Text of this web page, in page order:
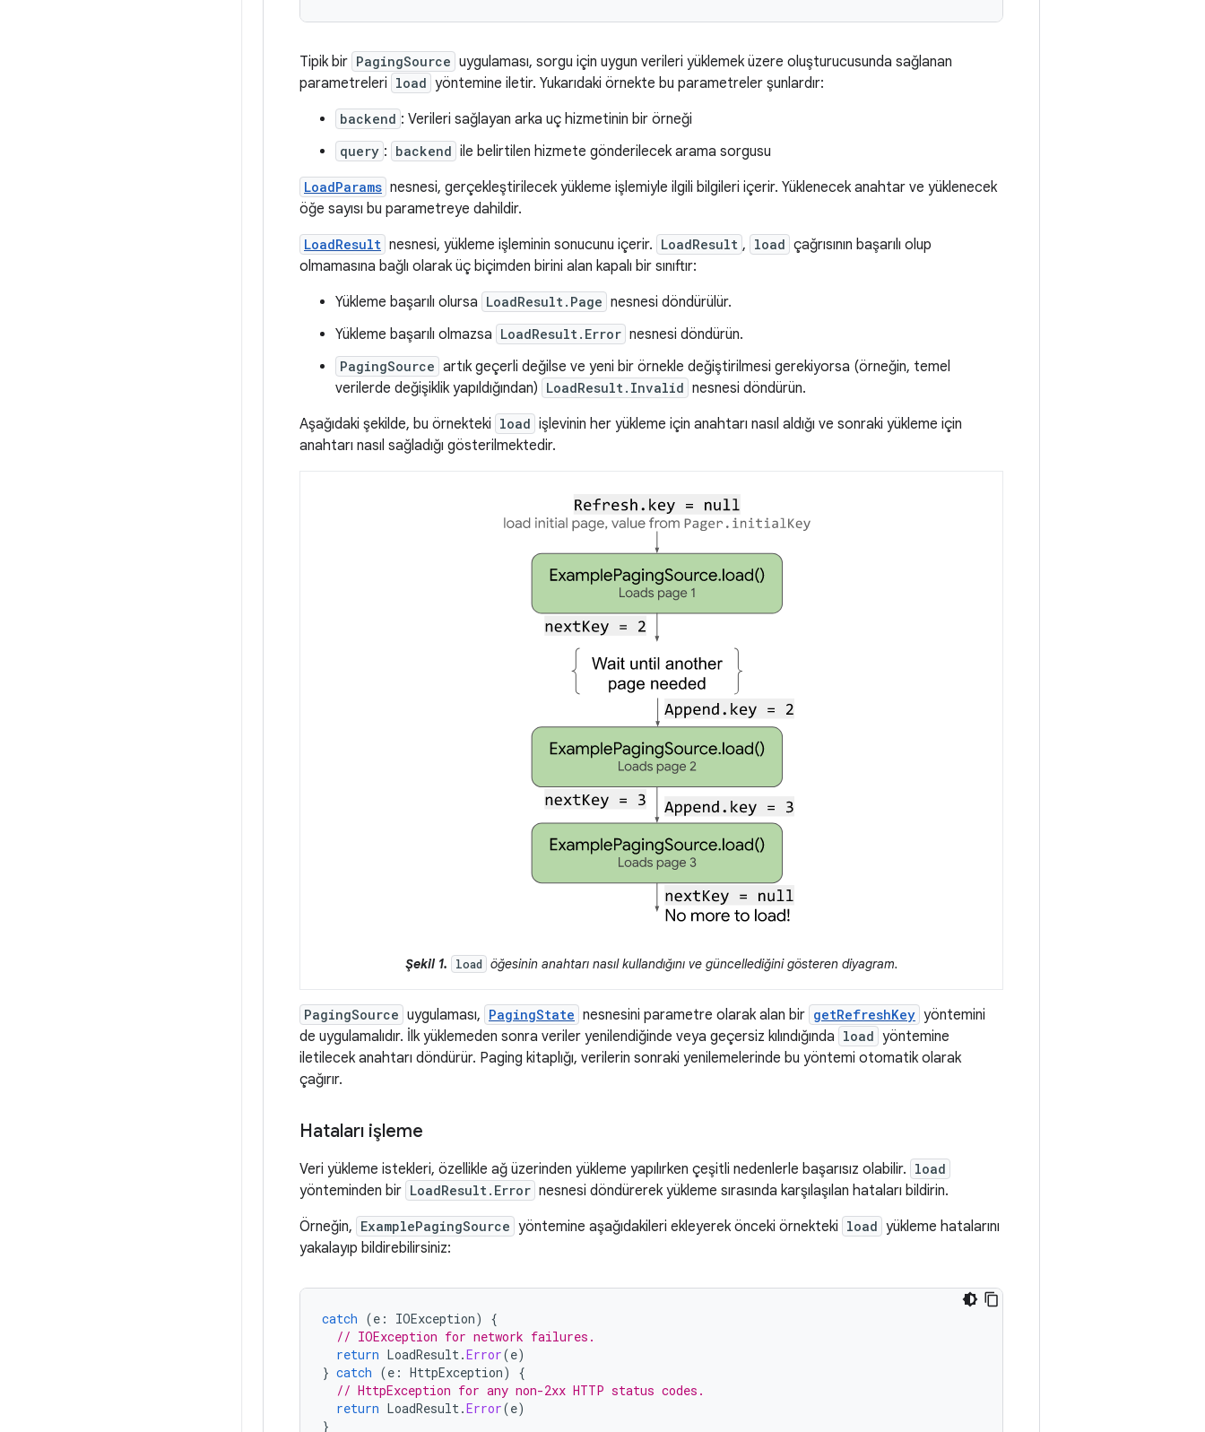
Tipik bir PagingSource uygulaması, sorgu için uygun verileri yüklemek üzere oluşturucusunda sağlanan
parametreleri load yöntemine iletir. Yukarıdaki örnekte bu parametreler şunlardır:
backend : Verileri sağlayan arka uç hizmetinin bir örneği
query : backend ile belirtilen hizmete gönderilecek arama sorgusu
LoadParams nesnesi, gerçekleştirilecek yükleme işlemiyle ilgili bilgileri içerir. Yüklenecek anahtar ve yüklenecek
öğe sayısı bu parametreye dahildir.
LoadResult nesnesi, yükleme işleminin sonucunu içerir. LoadResult , load çağrısının başarılı olup
olmamasına bağlı olarak üç biçimden birini alan kapalı bir sınıftır:
Yükleme başarılı olursa LoadResult.Page nesnesi döndürülür.
Yükleme başarılı olmazsa LoadResult.Error nesnesi döndürün.
PagingSource artık geçerli değilse ve yeni bir örnekle değiştirilmesi gerekiyorsa (örneğin, temel
verilerde değişiklik yapıldığından) LoadResult.Invalid nesnesi döndürün.
Aşağıdaki şekilde, bu örnekteki load işlevinin her yükleme için anahtarı nasıl aldığı ve sonraki yükleme için
anahtarı nasıl sağladığı gösterilmektedir.
Şekil 1. load öğesinin anahtarı nasıl kullandığını ve güncellediğini gösteren diyagram.
PagingSource uygulaması, PagingState nesnesini parametre olarak alan bir getRefreshKey yöntemini
de uygulamalıdır. İlk yüklemeden sonra veriler yenilendiğinde veya geçersiz kılındığında load yöntemine
iletilecek anahtarı döndürür. Paging kitaplığı, verilerin sonraki yenilemelerinde bu yöntemi otomatik olarak
çağırır.
Hataları işleme
Veri yükleme istekleri, özellikle ağ üzerinden yükleme yapılırken çeşitli nedenlerle başarısız olabilir. load
yönteminden bir LoadResult.Error nesnesi döndürerek yükleme sırasında karşılaşılan hataları bildirin.
Örneğin, ExamplePagingSource yöntemine aşağıdakileri ekleyerek önceki örnekteki load yükleme hatalarını
yakalayıp bildirebilirsiniz:
catch (e : IOException)
{
// IOException for network failures.
return LoadResult .Error(e)
} catch (e : HttpException)
{
// HttpException for any non-2xx HTTP status codes.
return LoadResult .Error(e)
}